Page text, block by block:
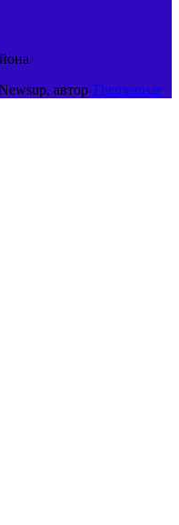
автор Themeansar